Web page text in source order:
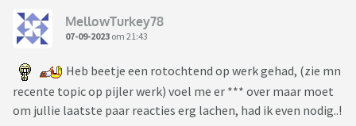
MellowTurkey78
07-09-2023 om 21:43
Heb beetje een rotochtend op werk gehad, (zie mn
recente topic op pijler werk) voel me er *** over maar moet
om jullie laatste paar reacties erg lachen, had ik even nodig..!